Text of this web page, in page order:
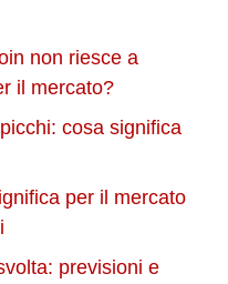
non riesce a
il mercato?
cosa significa
per il mercato
previsioni e